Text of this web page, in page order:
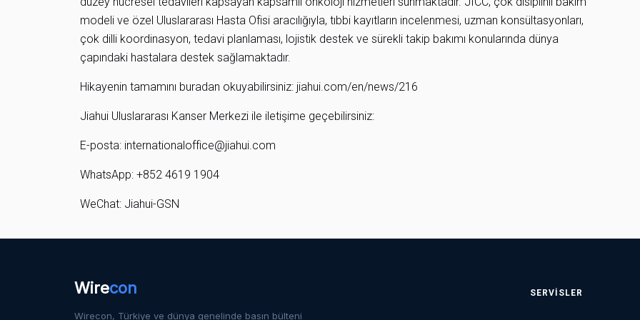
modeli ve özel Uluslararası Hasta Ofisi aracılığıyla, tıbbi kayıtların incelenmesi, uzman konsültasyonları,
çok dilli koordinasyon, tedavi planlaması, lojistik destek ve sürekli takip bakımı konularında dünya
çapındaki hastalara destek sağlamaktadır.
Hikayenin tamamını buradan okuyabilirsiniz: jiahui.com/en/news/216
Jiahui Uluslararası Kanser Merkezi ile iletişime geçebilirsiniz:
E-posta: internationaloffice@jiahui.com
WhatsApp: +852 4619 1904
WeChat: Jiahui-GSN
Wirecon
Wirecon, Türkiye ve dünya genelinde basın bülteni
SERVISLER